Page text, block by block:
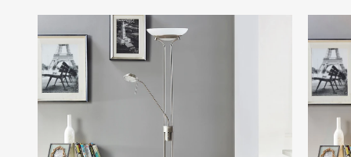
to
the
end
of
images